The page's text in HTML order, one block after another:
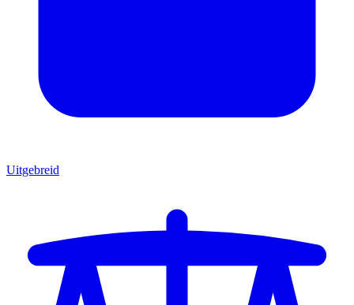
Uitgebreid